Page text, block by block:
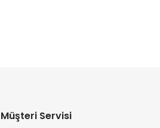
Müşteri Servisi